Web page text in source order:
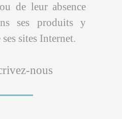
de leur absence
ses produits y
sites Internet.
nous